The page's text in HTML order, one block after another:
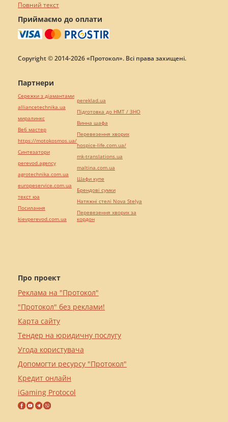
Повний текст
Приймаємо до оплати
Copyright © 2014-2026 «Протокол». Всі права захищені.
Про проект
Реклама на "Протокол"
"Протокол" без реклами!
Карта сайту
Тендер на юридичну послугу
Угода користувача
Допомогти ресурсу "Протокол"
Кредит онлайн
iGaming Protocol
Партнери
Сережки з діамантами
alliancetechnika.ua
миралинкс
Веб мастер
https://motokosmos.ua/
Синтезатори
perevod.agency
agrotechnika.com.ua
europeservice.com.ua
текст юа
Посилання
kievperevod.com.ua
pereklad.ua
Підготовка до НМТ / ЗНО
Винна шафа
Перевезення хворих
hospice-life.com.ua/
mk-translations.ua
maltina.com.ua
Шафи купе
Брендові сумки
Натяжні стелі Nova Stelya
Перевезення хворих за
кордон